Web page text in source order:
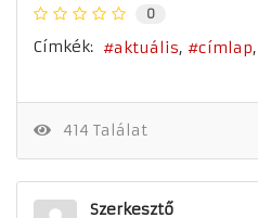
0
Címkék: aktuális címlap
414 Találat
Szerkesztő